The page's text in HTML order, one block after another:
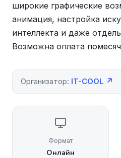
широкие графические
анимация, настройка
интеллекта и даже
Возможна оплата
Организатор: IT-COOL ↗
Формат
Онлайн